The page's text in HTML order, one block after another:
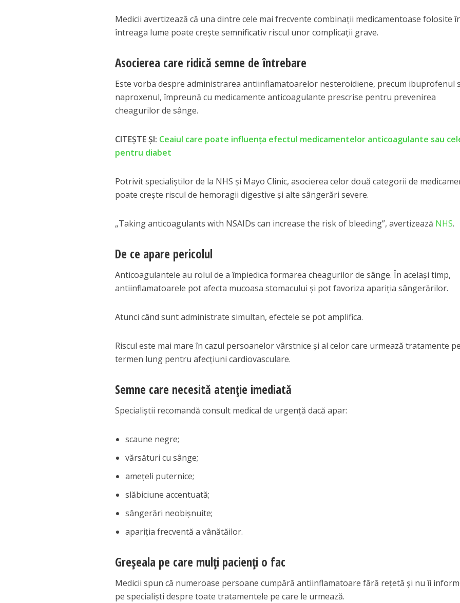
Medicii avertizează că una dintre cele mai frecvente combinații medicamentoase folosite
întreaga lume poate crește semnificativ riscul unor complicații grave.
Asocierea care ridică semne de întrebare
Este vorba despre administrarea antiinflamatoarelor nesteroidiene, precum ibuprofenul
naproxenul, împreună cu medicamente anticoagulante prescrise pentru prevenirea
cheagurilor de sânge.
CITEȘTE ȘI: Ceaiul care poate influența efectul medicamentelor anticoagulante sau
pentru diabet
Potrivit specialiștilor de la NHS și Mayo Clinic, asocierea celor două categorii de
poate crește riscul de hemoragii digestive și alte sângerări severe.
„Taking anticoagulants with NSAIDs can increase the risk of bleeding”, avertizează NHS.
De ce apare pericolul
Anticoagulantele au rolul de a împiedica formarea cheagurilor de sânge. În același timp,
antiinflamatoarele pot afecta mucoasa stomacului și pot favoriza apariția sângerărilor.
Atunci când sunt administrate simultan, efectele se pot amplifica.
Riscul este mai mare în cazul persoanelor vârstnice și al celor care urmează tratamente pe
termen lung pentru afecțiuni cardiovasculare.
Semne care necesită atenție imediată
Specialiștii recomandă consult medical de urgență dacă apar:
scaune negre;
vărsături cu sânge;
amețeli puternice;
slăbiciune accentuată;
sângerări neobișnuite;
apariția frecventă a vânătăilor.
Greșeala pe care mulți pacienți o fac
Medicii spun că numeroase persoane cumpără antiinflamatoare fără rețetă și nu îi
pe specialiști despre toate tratamentele pe care le urmează.